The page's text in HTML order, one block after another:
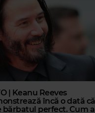
| Keanu Reeves
încă o dată că
bărbatul perfect. Cum a